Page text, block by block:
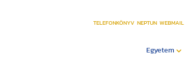
TELEFONKÖNYV NEPTUN WEBMAIL
Egyetem